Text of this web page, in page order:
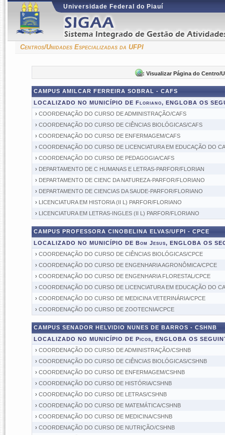
Universidade Federal do Piauí
Centros/Unidades Especializadas da UFPI
: Visualizar Página do Centro/
CAMPUS AMILCAR FERREIRA SOBRAL - CAFS
LOCALIZADO NO MUNICÍPIO DE Floriano, ENGLOBA OS
› COORDENAÇÃO DO CURSO DE ADMINISTRAÇÃO/CAFS
› COORDENAÇÃO DO CURSO DE CIÊNCIAS BIOLÓGICAS/CAFS
› COORDENAÇÃO DO CURSO DE ENFERMAGEM/CAFS
› COORDENAÇÃO DO CURSO DE LICENCIATURA EM EDUCAÇÃO DO
› COORDENAÇÃO DO CURSO DE PEDAGOGIA/CAFS
› DEPARTAMENTO DE C HUMANAS E LETRAS-PARFOR/FLORIAN
› DEPARTAMENTO DE CIENC DA NATUREZA-PARFOR/FLORIANO
› DEPARTAMENTO DE CIENCIAS DA SAUDE-PARFOR/FLORIANO
› LICENCIATURA EM HISTORIA (II L) PARFOR/FLORIANO
› LICENCIATURA EM LETRAS-INGLES (II L) PARFOR/FLORIANO
CAMPUS PROFESSORA CINOBELINA ELVAS/UFPI - CPCE
LOCALIZADO NO MUNICÍPIO DE Bom Jesus, ENGLOBA OS
› COORDENAÇÃO DO CURSO DE CIÊNCIAS BIOLÓGICAS/CPCE
› COORDENAÇÃO DO CURSO DE ENGENHARIA AGRONÔMICA/CPCE
› COORDENAÇÃO DO CURSO DE ENGENHARIA FLORESTAL/CPCE
› COORDENAÇÃO DO CURSO DE LICENCIATURA EM EDUCAÇÃO DO
› COORDENAÇÃO DO CURSO DE MEDICINA VETERINÁRIA/CPCE
› COORDENAÇÃO DO CURSO DE ZOOTECNIA/CPCE
CAMPUS SENADOR HELVIDIO NUNES DE BARROS - CSHNB
LOCALIZADO NO MUNICÍPIO DE Picos, ENGLOBA OS
› COORDENAÇÃO DO CURSO DE ADMINISTRAÇÃO/CSHNB
› COORDENAÇÃO DO CURSO DE CIÊNCIAS BIOLÓGICAS/CSHNB
› COORDENAÇÃO DO CURSO DE ENFERMAGEM/CSHNB
› COORDENAÇÃO DO CURSO DE HISTÓRIA/CSHNB
› COORDENAÇÃO DO CURSO DE LETRAS/CSHNB
› COORDENAÇÃO DO CURSO DE MATEMÁTICA/CSHNB
› COORDENAÇÃO DO CURSO DE MEDICINA/CSHNB
› COORDENAÇÃO DO CURSO DE NUTRIÇÃO/CSHNB